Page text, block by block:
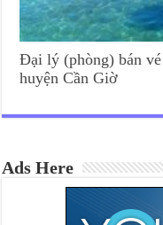
Đại lý (phòng) bán
huyện Cần Giờ
Ads Here